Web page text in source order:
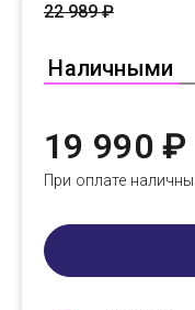
Наличными
22 989 ₽
19 990 ₽
При оплате